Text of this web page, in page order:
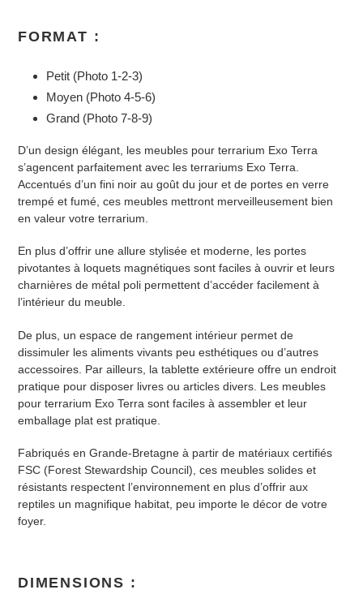
FORMAT :
Petit (Photo 1-2-3)
Moyen (Photo 4-5-6)
Grand (Photo 7-8-9)
D’un design élégant, les meubles pour terrarium Exo Terra
s’agencent parfaitement avec les terrariums Exo Terra.
Accentués d’un fini noir au goût du jour et de portes en verre
trempé et fumé, ces meubles mettront merveilleusement bien
en valeur votre terrarium.
En plus d’offrir une allure stylisée et moderne, les portes
pivotantes à loquets magnétiques sont faciles à ouvrir et leurs
charnières de métal poli permettent d’accéder facilement à
l’intérieur du meuble.
De plus, un espace de rangement intérieur permet de
dissimuler les aliments vivants peu esthétiques ou d’autres
accessoires. Par ailleurs, la tablette extérieure offre un endroit
pratique pour disposer livres ou articles divers. Les meubles
pour terrarium Exo Terra sont faciles à assembler et leur
emballage plat est pratique.
Fabriqués en Grande-Bretagne à partir de matériaux certifiés
FSC (Forest Stewardship Council), ces meubles solides et
résistants respectent l’environnement en plus d’offrir aux
reptiles un magnifique habitat, peu importe le décor de votre
foyer.
DIMENSIONS :